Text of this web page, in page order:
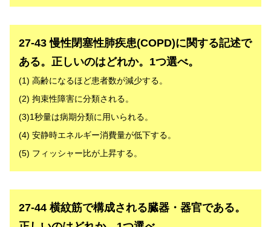
解答
27-43 慢性閉塞性肺疾患(COPD)に関する記述で
ある。正しいのはどれか。1つ選べ。
(1) 高齢になるほど患者数が減少する。
(2) 拘束性障害に分類される。
(3)1秒量は病期分類に用いられる。
(4) 安静時エネルギー消費量が低下する。
(5) フィッシャー比が上昇する。
解答
27-44 横紋筋で構成される臓器・器官である。